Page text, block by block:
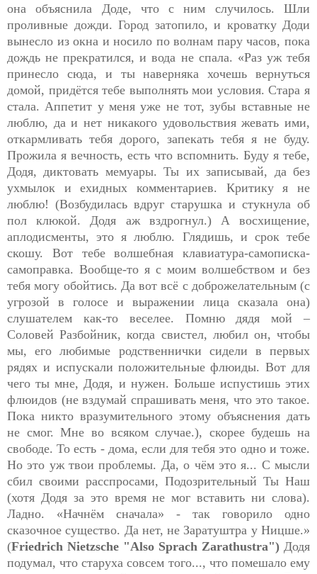
она объяснила Доде, что с ним случилось. Шли
проливные дожди. Город затопило, и кроватку Доди
вынесло из окна и носило по волнам пару часов, пока
дождь не прекратился, и вода не спала. «Раз уж тебя
принесло сюда, и ты наверняка хочешь вернуться
домой, придётся тебе выполнять мои условия. Стара я
стала. Аппетит у меня уже не тот, зубы вставные не
люблю, да и нет никакого удовольствия жевать ими,
откармливать тебя дорого, запекать тебя я не буду.
Прожила я вечность, есть что вспомнить. Буду я тебе,
Додя, диктовать мемуары. Ты их записывай, да без
ухмылок и ехидных комментариев. Критику я не
люблю! (Возбудилась вдруг старушка и стукнула об
пол клюкой. Додя аж вздрогнул.) А восхищение,
аплодисменты, это я люблю. Глядишь, и срок тебе
скошу. Вот тебе волшебная клавиатура-самописка-
самоправка. Вообще-то я с моим волшебством и без
тебя могу обойтись. Да вот всё с доброжелательным (с
угрозой в голосе и выражении лица сказала она)
слушателем как-то веселее. Помню дядя мой –
Соловей Разбойник, когда свистел, любил он, чтобы
мы, его любимые родственнички сидели в первых
рядях и испускали положительные флюиды. Вот для
чего ты мне, Додя, и нужен. Больше испустишь этих
флюидов (не вздумай спрашивать меня, что это такое.
Пока никто вразумительного этому объяснения дать
не смог. Мне во всяком случае.), скорее будешь на
свободе. То есть - дома, если для тебя это одно и тоже.
Но это уж твои проблемы. Да, о чём это я... С мысли
сбил своими расспросами, Подозрительный Ты Наш
(хотя Додя за это время не мог вставить ни слова).
Ладно. «Начнём сначала» - так говорило одно
сказочное существо. Да нет, не Заратуштра у Ницше.»
(Friedrich Nietzsche "Also Sprach Zarathustra") Додя
подумал, что старуха совсем того..., что помешало ему